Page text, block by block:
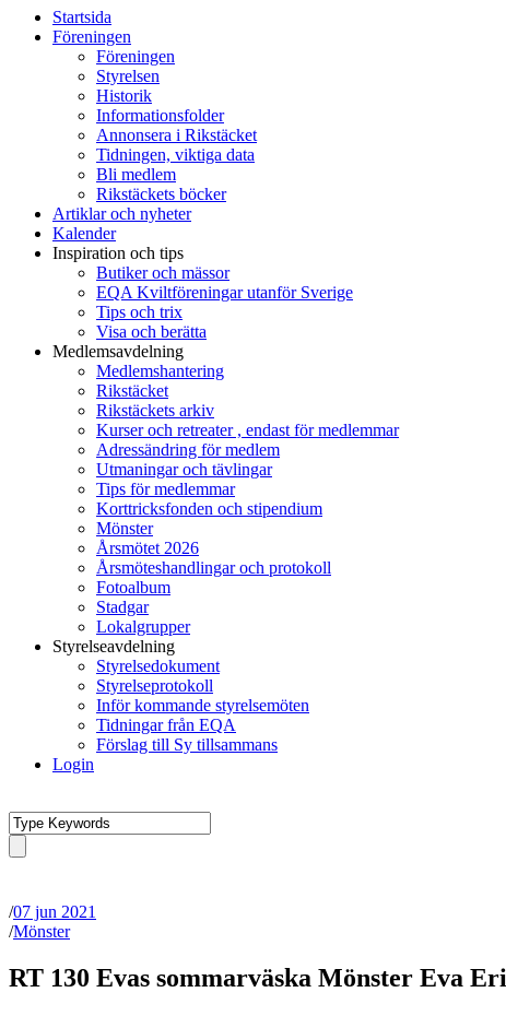
Startsida
Föreningen
Föreningen
Styrelsen
Historik
Informationsfolder
Annonsera i Rikstäcket
Tidningen, viktiga data
Bli medlem
Rikstäckets böcker
Artiklar och nyheter
Kalender
Inspiration och tips
Butiker och mässor
EQA Kviltföreningar utanför Sverige
Tips och trix
Visa och berätta
Medlemsavdelning
Medlemshantering
Rikstäcket
Rikstäckets arkiv
Kurser och retreater , endast för medlemmar
Adressändring för medlem
Utmaningar och tävlingar
Tips för medlemmar
Korttricksfonden och stipendium
Mönster
Årsmötet 2026
Årsmöteshandlingar och protokoll
Fotoalbum
Stadgar
Lokalgrupper
Styrelseavdelning
Styrelsedokument
Styrelseprotokoll
Inför kommande styrelsemöten
Tidningar från EQA
Förslag till Sy tillsammans
Login
/07 jun 2021
/Mönster
RT 130 Evas sommarväska Mönster Eva